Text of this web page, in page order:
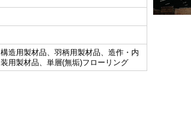
構造用製材品、羽柄用製材品、造作・内
装用製材品、単層(無垢)フローリング